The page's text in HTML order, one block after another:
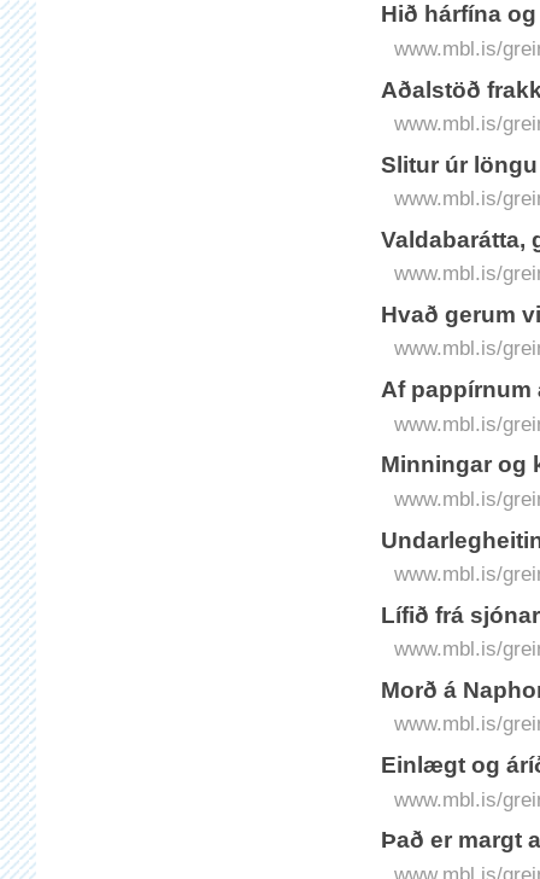
Hið hárfína
www.mbl.is/
Aðalstöð
www.mbl.is/
Slitur úr
www.mbl.is/
Valdabarátta,
www.mbl.is/
Hvað gerum
www.mbl.is/
Af pappírnum
www.mbl.is/
Minningar og
www.mbl.is/
www.mbl.is/
Lífið frá
www.mbl.is/
Morð á
www.mbl.is/
Einlægt og
www.mbl.is/
Það er margt